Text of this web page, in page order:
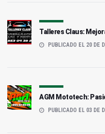
Talleres Claus:
PUBLICADO EL 20 DE
AGM Mototech:
PUBLICADO EL 03 DE